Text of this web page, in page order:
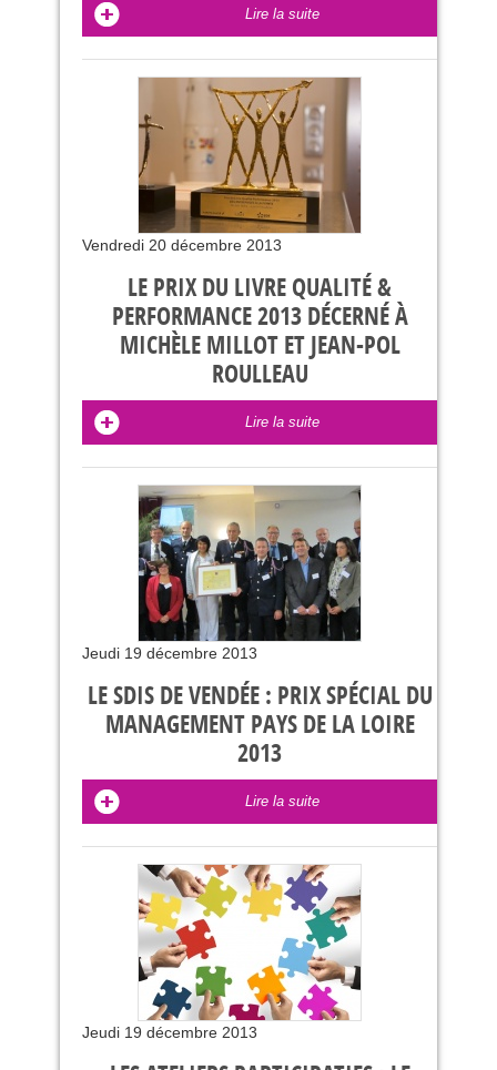
Lire la suite
Vendredi 20 décembre 2013
LE PRIX DU LIVRE QUALITÉ &
PERFORMANCE 2013 DÉCERNÉ À
MICHÈLE MILLOT ET JEAN-POL
ROULLEAU
Lire la suite
Jeudi 19 décembre 2013
LE SDIS DE VENDÉE : PRIX SPÉCIAL DU
MANAGEMENT PAYS DE LA LOIRE
2013
Lire la suite
Jeudi 19 décembre 2013